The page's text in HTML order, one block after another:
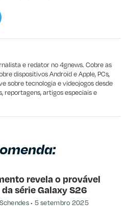
incorreta
que procuro
e redator no 4gnews. Cobre as
dispositivos Android e Apple, PCs,
sobre tecnologia e videojogos desde
reportagens, artigos especiais e
revela o provável
série Galaxy S26
5 setembro 2025